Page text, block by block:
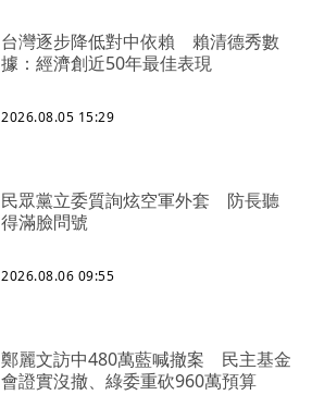
台灣逐步降低對中依賴 賴清德秀數
據：經濟創近50年最佳表現
2026.08.05 15:29
民眾黨立委質詢炫空軍外套 防長聽
得滿臉問號
2026.08.06 09:55
鄭麗文訪中480萬藍喊撤案 民主基金
會證實沒撤、綠委重砍960萬預算